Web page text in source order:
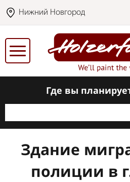
Нижний Новгород
Где вы
Здание
полиции в